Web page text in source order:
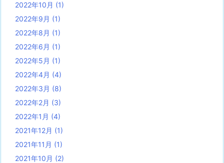
2022年10月 (1)
2022年9月 (1)
2022年8月 (1)
2022年6月 (1)
2022年5月 (1)
2022年4月 (4)
2022年3月 (8)
2022年2月 (3)
2022年1月 (4)
2021年12月 (1)
2021年11月 (1)
2021年10月 (2)